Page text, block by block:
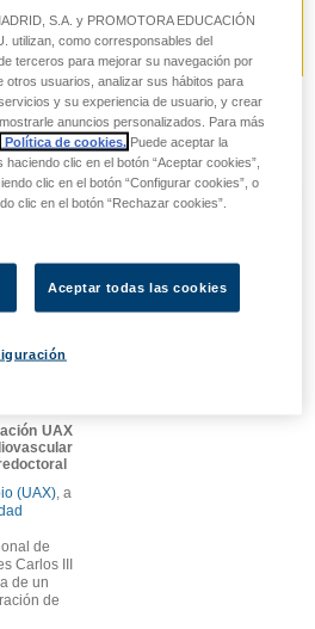
Y
UAX
(UAX), a
de
Carlos III
de un
de
S.A. y PROMOTORA EDUCACIÓN
utilizan, como corresponsables del
terceros para mejorar su navegación por
otros usuarios, analizar sus hábitos para
y su experiencia de usuario, y crear
anuncios personalizados. Para más
Política de cookies. Puede aceptar la
clic en el botón “Aceptar cookies”,
clic en el botón “Configurar cookies”, o
clic en el botón “Rechazar cookies”.
Aceptar todas las cookies